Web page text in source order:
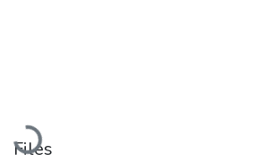
Loading...
Files